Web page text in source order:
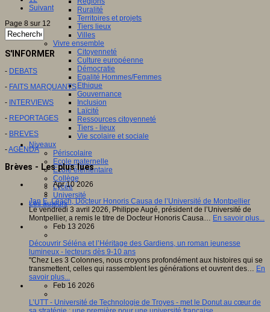
Ruralité
Territoires et projets
Tiers lieux
Villes
Vivre ensemble
Citoyenneté
Culture européenne
Démocratie
Egalité Hommes/Femmes
Ethique
Gouvernance
Inclusion
Laïcité
Ressources citoyenneté
Tiers - lieux
Vie scolaire et sociale
Niveaux
Périscolaire
Ecole maternelle
Ecole élémentaire
Collège
Lycée
Université
Les auteurs
Suivant
Page 8 sur 12
S'INFORMER
- DEBATS
- FAITS MARQUANTS
- INTERVIEWS
- REPORTAGES
- BREVES
-AGENDA
Brèves - Les plus lues
Apr 10 2026
Jan E. Leach, Docteur Honoris Causa de l’Université de Montpellier
Le vendredi 3 avril 2026, Philippe Augé, président de l’Université de
Montpellier, a remis le titre de Docteur Honoris Causa… En savoir plus...
Feb 13 2026
Découvrir Séléna et l’Héritage des Gardiens, un roman jeunesse
lumineux - lecteurs dès 9-10 ans
"Chez Les 3 Colonnes, nous croyons profondément aux histoires qui se
transmettent, celles qui rassemblent les générations et ouvrent des… En
savoir plus...
Feb 16 2026
L’UTT - Université de Technologie de Troyes - met le Donut au cœur de